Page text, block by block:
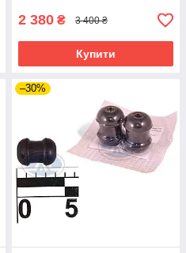
2 380 ₴ 3 400 ₴
Купити
–30%